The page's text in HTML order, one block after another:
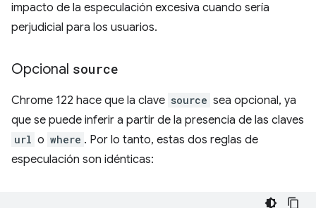
impacto de la especulación excesiva cuando sería
perjudicial para los usuarios.
Opcional source
Chrome 122 hace que la clave source sea opcional, ya
que se puede inferir a partir de la presencia de las claves
url o where . Por lo tanto, estas dos reglas de
especulación son idénticas: